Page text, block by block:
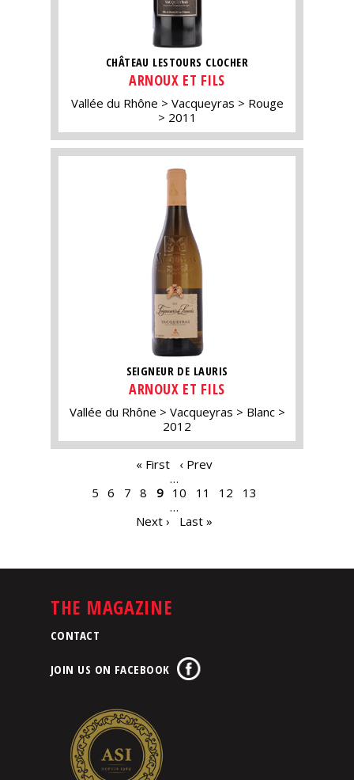
CHÂTEAU LESTOURS CLOCHER
ARNOUX ET FILS
Vallée du Rhône Vacqueyras
Rouge
2011
SEIGNEUR DE LAURIS
ARNOUX ET FILS
Vallée du Rhône Vacqueyras
Blanc
2012
« First
‹ Prev
…
5
6 7 8 9 10 11 12
13
…
Next ›
Last »
THE MAGAZINE
CONTACT
JOIN US ON FACEBOOK